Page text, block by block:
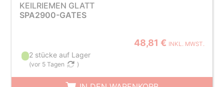
KEILRIEMEN GLATT
SPA2900-GATES
48,81 € INKL. MWST.
2 stücke auf Lager
(vor 5 Tagen )